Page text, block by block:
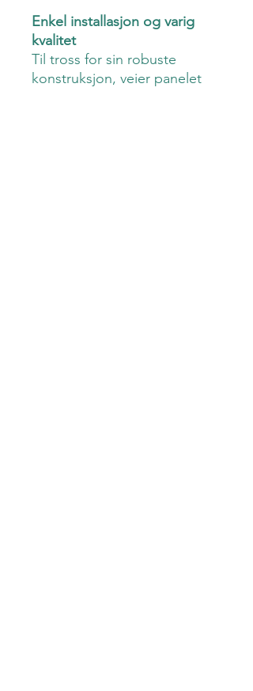
Enkel installasjon og varig
kvalitet
Til tross for sin robuste
konstruksjon, veier panelet